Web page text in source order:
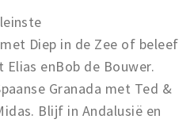
Diep in de Zee of beleef
enBob de Bouwer.
Granada met Ted &
Blijf in Andalusië en